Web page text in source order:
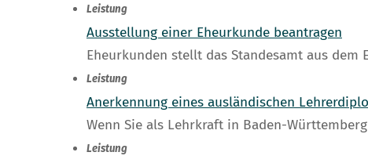
Leistung
Ausstellung einer Eheurkunde beantragen
Eheurkunden stellt das Standesamt aus dem
Leistung
Anerkennung eines ausländischen
Wenn Sie als Lehrkraft in Baden-
Leistung